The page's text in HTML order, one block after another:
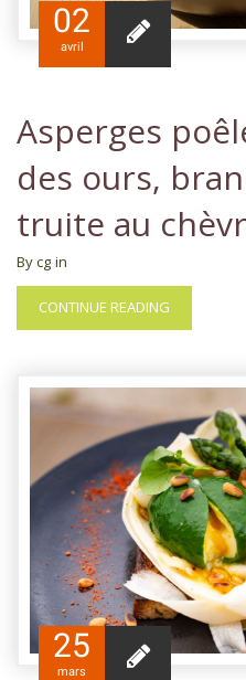
02
avril
Asperges
des ours,
truite au
By cg in
CONTINUE READING
25
mars